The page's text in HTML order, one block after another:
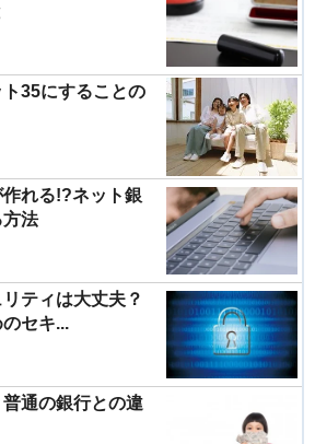
35にすることの
れる!?ネット銀
法
ティは大丈夫？
セキ...
通の銀行との違